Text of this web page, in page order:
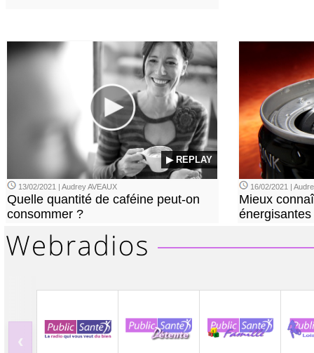
▶ REPLAY
13/02/2021 | Audrey AVEAUX
Quelle quantité de caféine peut-on
consommer ?
16/02/2021 |
Mieux
énergisantes
‹